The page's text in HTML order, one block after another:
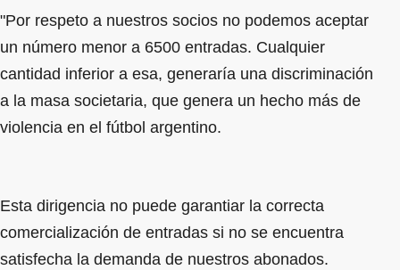
"Por respeto a nuestros socios no podemos aceptar
un número menor a 6500 entradas. Cualquier
cantidad inferior a esa, generaría una discriminación
a la masa societaria, que genera un hecho más de
violencia en el fútbol argentino.
Esta dirigencia no puede garantiar la correcta
comercialización de entradas si no se encuentra
satisfecha la demanda de nuestros abonados.